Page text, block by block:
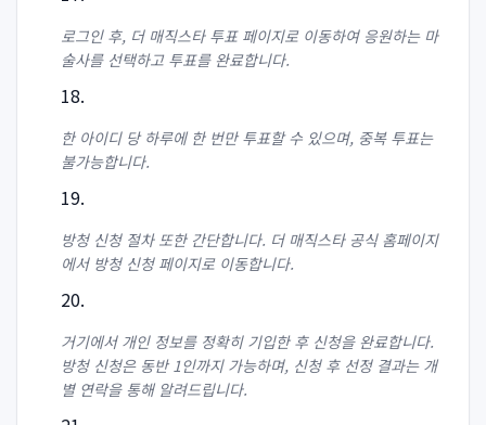
로그인 후, 더 매직스타 투표 페이지로 이동하여 응원하는 마
술사를 선택하고 투표를 완료합니다.
한 아이디 당 하루에 한 번만 투표할 수 있으며, 중복 투표는
불가능합니다.
방청 신청 절차 또한 간단합니다. 더 매직스타 공식 홈페이지
에서 방청 신청 페이지로 이동합니다.
거기에서 개인 정보를 정확히 기입한 후 신청을 완료합니다.
방청 신청은 동반 1인까지 가능하며, 신청 후 선정 결과는 개
별 연락을 통해 알려드립니다.